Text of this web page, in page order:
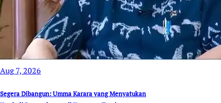
Aug 7, 2026
Segera Dibangun: Umma Karara yang Menyatukan